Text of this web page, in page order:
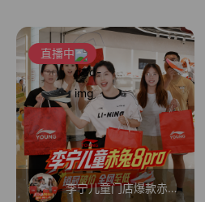
直播中
李宁儿童门店爆款赤兔8pro终于有货了，全网销冠刷新历史底价